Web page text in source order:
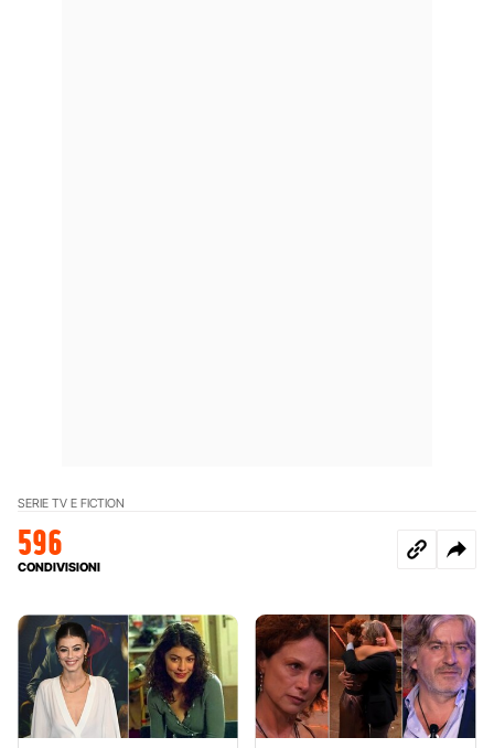
SERIE TV E FICTION
596
CONDIVISIONI